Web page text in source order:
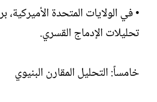
• في الولايات المتحدة
تحليلات الإدماج القسري.
خامساً: التحليل المقارن البنيوي